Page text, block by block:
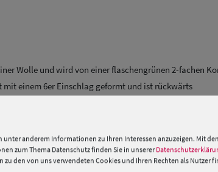
Wolle und wird von einer flaschengrünen 2-fachen
einem 6er Einschlag geformt und ist rückwärts
Hut zur Lederhosen oder sportlichen Kleidung. Sehr
Verantwortlichen »
anderem Informationen zu Ihren Interessen anzuzeigen. Mit
zum Thema Datenschutz finden Sie in unserer
zu den von uns verwendeten Cookies und Ihren Rechten als Nutzer